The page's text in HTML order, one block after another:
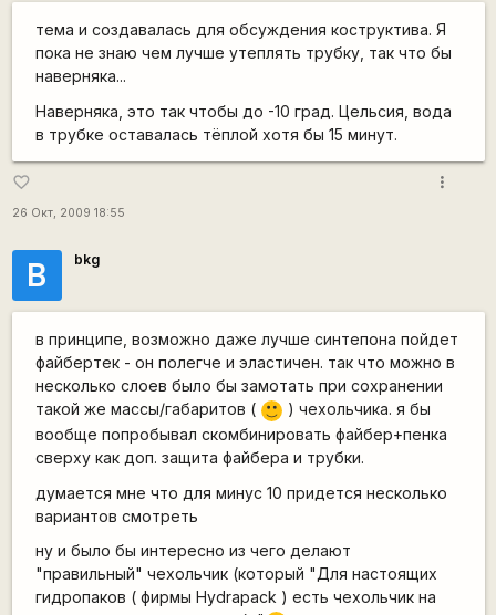
тема и создавалась для обсуждения коструктива. Я
пока не знаю чем лучше утеплять трубку, так что бы
наверняка...
Наверняка, это так чтобы до -10 град. Цельсия, вода
в трубке оставалась тёплой хотя бы 15 минут.
favorite_border
26 Окт, 2009 18:55
more_vert
B bkg
в принципе, возможно даже лучше синтепона пойдет
файбертек - он полегче и эластичен. так что можно в
несколько слоев было бы замотать при сохранении
такой же массы/габаритов ( :)
) чехольчика. я бы
вообще попробывал скомбинировать файбер+пенка
сверху как доп. защита файбера и трубки.
думается мне что для минус 10 придется несколько
вариантов смотреть
ну и было бы интересно из чего делают
"правильный" чехольчик (который "Для настоящих
гидропаков ( фирмы Hydrapack ) есть чехольчик на